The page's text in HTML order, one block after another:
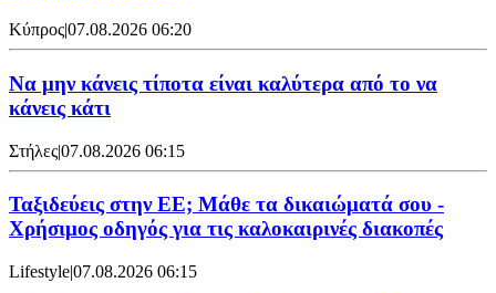
Κύπρος|07.08.2026 06:20
Να μην κάνεις τίποτα είναι καλύτερα από το να
κάνεις κάτι
Στήλες|07.08.2026 06:15
Ταξιδεύεις στην ΕΕ; Μάθε τα δικαιώματά σου -
Χρήσιμος οδηγός για τις καλοκαιρινές διακοπές
Lifestyle|07.08.2026 06:15